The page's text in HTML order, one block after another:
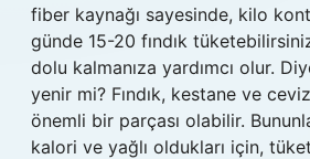
fiber kaynağı sayesinde, kilo
günde 15-20 fındık
dolu kalmanıza yardımcı olur.
yenir mi? Fındık, kestane ve
önemli bir parçası olabilir.
kalori ve yağlı oldukları için,